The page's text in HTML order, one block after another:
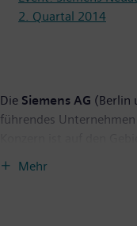
2. Quartal 2014
Die Siemens AG (Berlin
führendes
Mehr